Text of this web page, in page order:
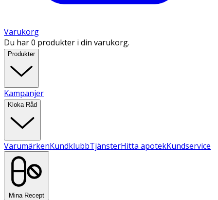
Varukorg
Du har 0 produkter i din varukorg.
Produkter
Kampanjer
Kloka Råd
VarumärkenKundklubbTjänsterHitta apotekKundservice
Mina Recept